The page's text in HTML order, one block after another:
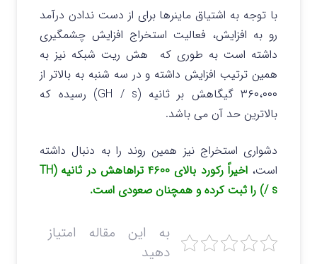
با توجه به اشتیاق ماینرها برای از دست ندادن درآمد
رو به افزایش، فعالیت استخراج افزایش چشمگیری
داشته است به طوری که هش ریت شبکه نیز به
همین ترتیب افزایش داشته و در سه شنبه به بالاتر از
۳۶۰،۰۰۰ گیگاهش بر ثانیه (GH / s) رسیده که
بالاترین حد آن می باشد.
دشواری استخراج نیز همین روند را به دنبال داشته
است،
اخیراً رکورد بالای ۴۶۰۰ تراهاهش در ثانیه (TH
/ s) را ثبت کرده و همچنان صعودی است.
به این مقاله امتیاز
دهید